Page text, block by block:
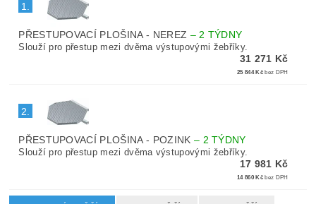
1.
PŘESTUPOVACÍ PLOŠINA - NEREZ – 2 TÝDNY
Slouží pro přestup mezi dvěma výstupovými žebříky.
31 271 Kč
25 844 Kč bez DPH
2.
PŘESTUPOVACÍ PLOŠINA - POZINK – 2 TÝDNY
Slouží pro přestup mezi dvěma výstupovými žebříky.
17 981 Kč
14 860 Kč bez DPH